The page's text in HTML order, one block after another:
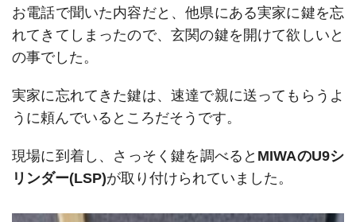
お電話で聞いた内容だと、他県にある実家に鍵を忘
れてきてしまったので、玄関の鍵を開けて欲しいと
の事でした。
実家に忘れてきた鍵は、速達で親に送ってもらうよ
うに頼んでいるところだそうです。
現場に到着し、さっそく鍵を調べると MIWAのU9シ
リンダー(LSP)が取り付けられていました。